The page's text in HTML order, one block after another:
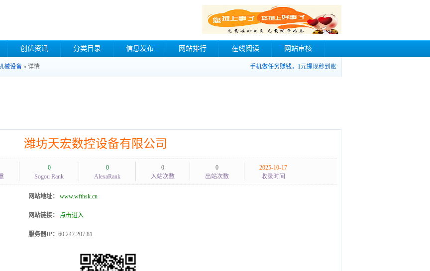
创优资讯 分类目录 信息发布 网站排行 在线阅读 网站审核
械设备 » 详情 手机做任务赚钱，1元提现秒到账
潍坊天宏数控设备有限公司
0
Sogou Rank
0
AlexaRank
0
入站次数
0
出站次数
2025-10-17
收录时间
网站地址： www.wfthsk.cn
网站链接： 点击进入
服务器IP： 60.247.207.81